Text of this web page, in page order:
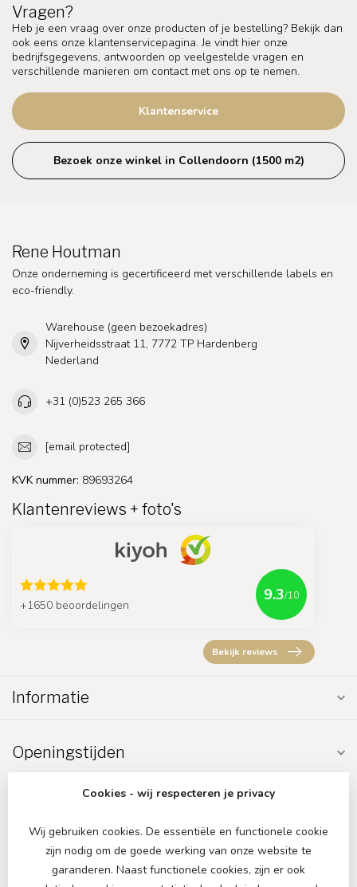
Vragen?
Heb je een vraag over onze producten of je bestelling? Bekijk dan
ook eens onze klantenservicepagina. Je vindt hier onze
bedrijfsgegevens, antwoorden op veelgestelde vragen en
verschillende manieren om contact met ons op te nemen.
Klantenservice
Bezoek onze winkel in Collendoorn (1500 m2)
Rene Houtman
Onze onderneming is gecertificeerd met verschillende labels en
eco-friendly.
Warehouse (geen bezoekadres)
Nijverheidsstraat 11, 7772 TP Hardenberg
Nederland
+31 (0)523 265 366
[email protected]
KVK nummer: 89693264
Klantenreviews + foto's
+1650 beoordelingen
9.3/10
Bekijk reviews
Informatie
Openingstijden
Cookies - wij respecteren je privacy
Wij gebruiken cookies. De essentiële en functionele cookie
zijn nodig om de goede werking van onze website te
garanderen. Naast functionele cookies, zijn er ook